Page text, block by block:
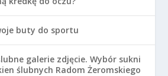
buty do sportu
galerie zdjęcie. Wybór sukni
ślubnych Radom Żeromskiego